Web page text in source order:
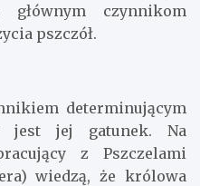
czynnikom
pszczół.
determinującym
jest jej gatunek. Na
z Pszczelami
wiedzą, że królowa